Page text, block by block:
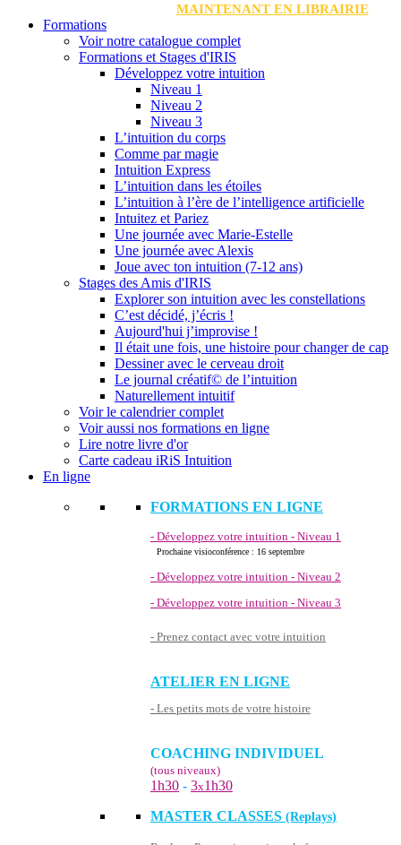
MAINTENANT EN LIBRAIRIE
Formations
Voir notre catalogue complet
Formations et Stages d'IRIS
Développez votre intuition
Niveau 1
Niveau 2
Niveau 3
L’intuition du corps
Comme par magie
Intuition Express
L’intuition dans les étoiles
L’intuition à l’ère de l’intelligence artificielle
Intuitez et Pariez
Une journée avec Marie-Estelle
Une journée avec Alexis
Joue avec ton intuition (7-12 ans)
Stages des Amis d'IRIS
Explorer son intuition avec les constellations
C’est décidé, j’écris !
Aujourd'hui j’improvise !
Il était une fois, une histoire pour changer de cap
Dessiner avec le cerveau droit
Le journal créatif© de l’intuition
Naturellement intuitif
Voir le calendrier complet
Voir aussi nos formations en ligne
Lire notre livre d'or
Carte cadeau iRiS Intuition
En ligne
FORMATIONS EN LIGNE
- Développez votre intuition - Niveau 1
Prochaine visioconférence : 16 septembre
- Développez votre intuition - Niveau 2
- Développez votre intuition - Niveau 3
- Prenez contact avec votre intuition
ATELIER EN LIGNE
- Les petits mots de votre histoire
COACHING INDIVIDUEL
(tous niveaux)
1h30 - 3x1h30
MASTER CLASSES (Replays)